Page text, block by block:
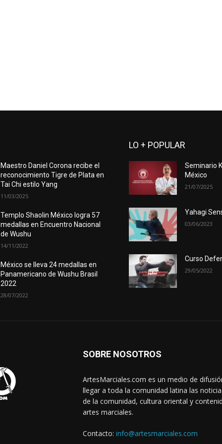
Maestro Daniel Corona recibe el
reconocimiento Tigre de Plata en
Tai Chi estilo Yang
11/03/2025
Templo Shaolin México logra 57
medallas en Encuentro Nacional
de Wushu
14/11/2022
México se lleva 24 medallas en
Panamericano de Wushu Brasil
2022
28/07/2022
LO + POPULAR
Seminario
México
21/07/2025
Yahagi
03/06/2023
Curso
29/05/2022
SOBRE NOSOTROS
ArtesMarciales.com es un medio de
llegar a toda la comunidad latina las
de la comunidad, cultura oriental y
artes marciales.
Contacto: info@artesmarciales.com